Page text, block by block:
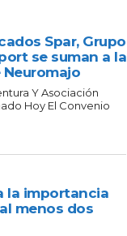
Spar, Grupo
se suman a la
Y Asociación
Hoy El Convenio
la importancia
menos dos